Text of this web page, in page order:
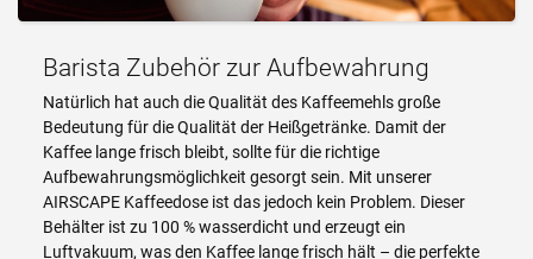
Barista Zubehör zur Aufbewahrung
Natürlich hat auch die Qualität des Kaffeemehls große
Bedeutung für die Qualität der Heißgetränke. Damit der
Kaffee lange frisch bleibt, sollte für die richtige
Aufbewahrungsmöglichkeit gesorgt sein. Mit unserer
AIRSCAPE Kaffeedose ist das jedoch kein Problem. Dieser
Behälter ist zu 100 % wasserdicht und erzeugt ein
Luftvakuum, was den Kaffee lange frisch hält – die perfekte